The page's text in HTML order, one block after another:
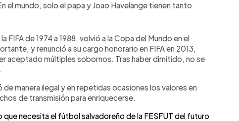
el mundo, solo el papa y Joao Havelange tienen tanto
FIFA de 1974 a 1988, volvió a la Copa del Mundo en el
y renunció a su cargo honorario en FIFA en 2013,
aceptado múltiples sobornos. Tras haber dimitido, no se
manera ilegal y en repetidas ocasiones los valores en
de transmisión para enriquecerse.
que necesita el fútbol salvadoreño de la FESFUT del futuro